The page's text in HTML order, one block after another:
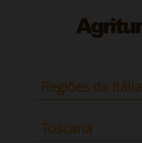
Regiões da Itália
Toscana